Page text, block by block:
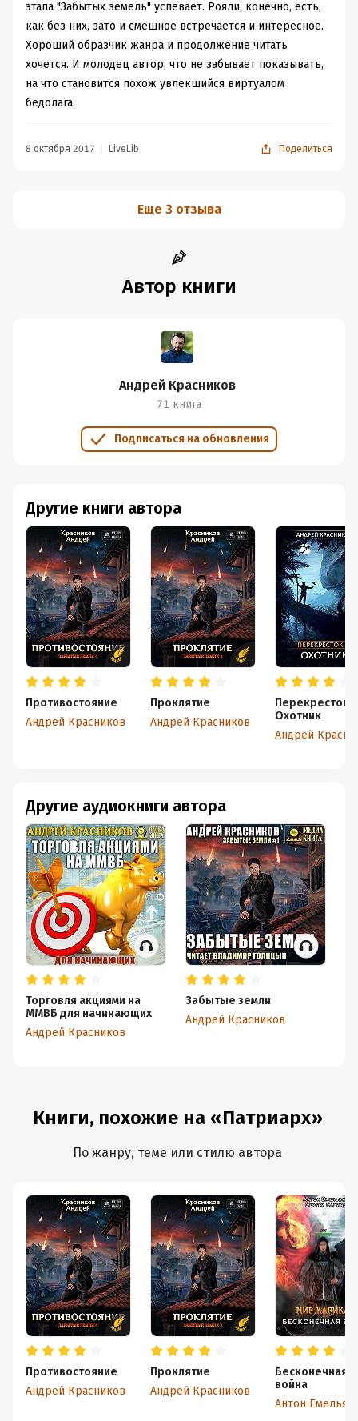
этапа "Забытых земель" успевает. Рояли, конечно, есть,
как без них, зато и смешное встречается и интересное.
Хороший образчик жанра и продолжение читать
хочется. И молодец автор, что не забывает показывать,
на что становится похож увлекшийся виртуалом
бедолага.
8 октября 2017 LiveLib Поделиться
Еще 3 отзыва
Автор книги
Андрей Красников
71 книга
Подписаться на обновления
Другие книги автора
Противостояние
Андрей Красников
Проклятие
Андрей Красников
Перекресток.
Охотник
Другие аудиокниги автора
Торговля акциями на
ММВБ для начинающих
Андрей Красников
Забытые земли
Андрей Красников
Книги, похожие на «Патриарх»
По жанру, теме или стилю автора
Противостояние
Андрей Красников
Проклятие
Андрей Красников
Бесконечная
война
Антон